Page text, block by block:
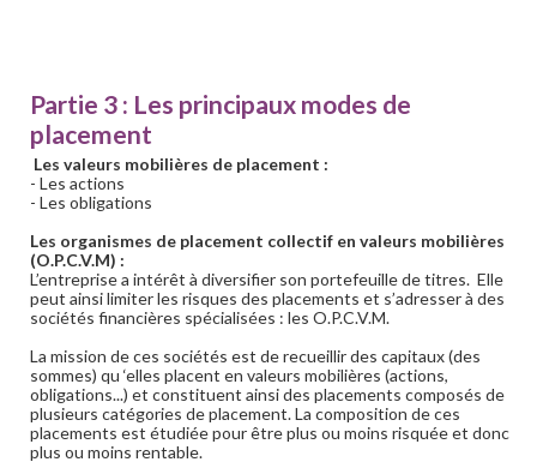
Partie 3 : Les principaux modes de
placement
Les valeurs mobilières de placement :
- Les actions
- Les obligations
Les organismes de placement collectif en valeurs mobilières
(O.P.C.V.M) :
L’entreprise a intérêt à diversifier son portefeuille de titres. Elle
peut ainsi limiter les risques des placements et s’adresser à des
sociétés financières spécialisées : les O.P.C.V.M.
La mission de ces sociétés est de recueillir des capitaux (des
sommes) qu ‘elles placent en valeurs mobilières (actions,
obligations...) et constituent ainsi des placements composés de
plusieurs catégories de placement. La composition de ces
placements est étudiée pour être plus ou moins risquée et donc
plus ou moins rentable.